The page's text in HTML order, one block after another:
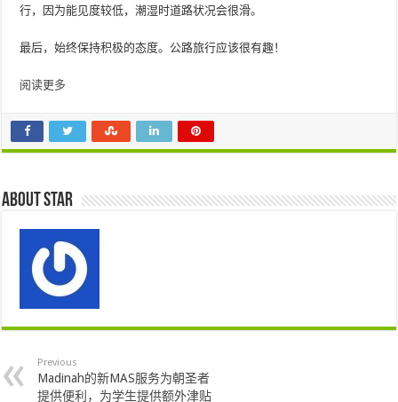
行，因为能见度较低，潮湿时道路状况会很滑。
最后，始终保持积极的态度。公路旅行应该很有趣！
阅读更多
About star
Previous
Madinah的新MAS服务为朝圣者
提供便利，为学生提供额外津贴